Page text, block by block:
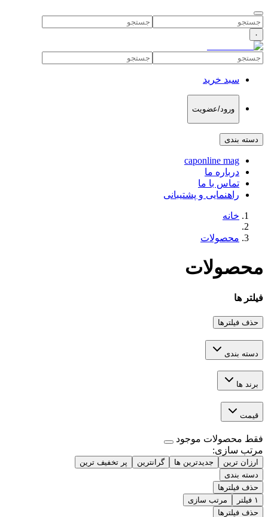
۰
سبد خرید
ورود/عضویت
دسته بندی
caponline mag
درباره ما
تماس با ما
راهنمایی و پشتیبانی
خانه
محصولات
محصولات
فیلتر ها
حذف فیلترها
دسته بندی
برند ها
قیمت
فقط محصولات موجود
مرتب سازی:
ارزان ترین جدیدترین ها گرانترین
پر تخفیف ترین
دسته بندی
حذف فیلترها
۱ فیلتر
مرتب سازی
حذف فیلترها